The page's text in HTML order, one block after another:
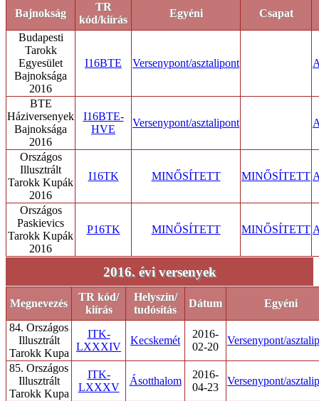
Bajnokság
TR
kód/kiírás
Egyéni
Csapat
Budapesti
Tarokk
Egyesület
Bajnoksága
2016
I16BTE Versenypont/asztalipont
BTE
Háziversenyek
Bajnoksága
2016
I16BTE-
HVE
Versenypont/asztalipont
Országos
Illusztrált
Tarokk Kupák
2016
I16TK MINŐSÍTETT MINŐSÍTETT
Országos
Paskievics
Tarokk Kupák
2016
P16TK MINŐSÍTETT MINŐSÍTETT
2016. évi versenyek
Megnevezés
TR kód/
kiírás
Helyszín/
tudósítás
Dátum
Egyéni
84. Országos
Illusztrált
Tarokk Kupa
ITK-
LXXXIV
Kecskemét
2016-
02-20
Versenypont/
85. Országos
Illusztrált
Tarokk Kupa
ITK-
LXXXV
Ásotthalom
2016-
04-23
Versenypont/